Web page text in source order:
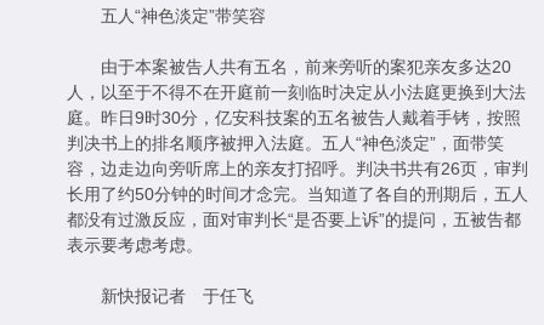
五人“神色淡定”带笑容
由于本案被告人共有五名，前来旁听的案犯亲友多达20
人，以至于不得不在开庭前一刻临时决定从小法庭更换到大法
庭。昨日9时30分，亿安科技案的五名被告人戴着手铐，按照
判决书上的排名顺序被押入法庭。五人“神色淡定”，面带笑
容，边走边向旁听席上的亲友打招呼。判决书共有26页，审判
长用了约50分钟的时间才念完。当知道了各自的刑期后，五人
都没有过激反应，面对审判长“是否要上诉”的提问，五被告都
表示要考虑考虑。
新快报记者 于任飞